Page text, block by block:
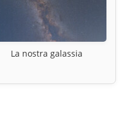
La nostra galassia